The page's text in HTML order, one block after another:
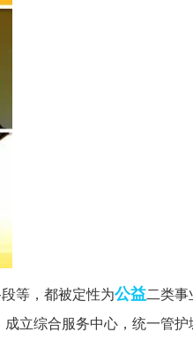
等，都被定性为公益二类事
立综合服务中心，统一管